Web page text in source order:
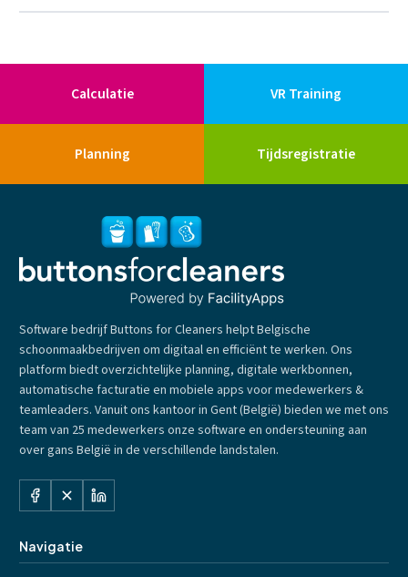
Calculatie VR Training
Planning Tijdsregistratie
Software bedrijf Buttons for Cleaners helpt Belgische
schoonmaakbedrijven om digitaal en efficiënt te werken. Ons
platform biedt overzichtelijke planning, digitale werkbonnen,
automatische facturatie en mobiele apps voor medewerkers &
teamleaders. Vanuit ons kantoor in Gent (België) bieden we met ons
team van 25 medewerkers onze software en ondersteuning aan
over gans België in de verschillende landstalen.
Navigatie